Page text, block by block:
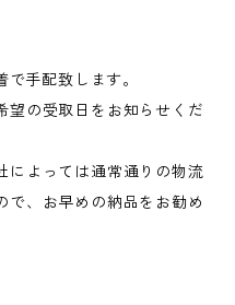
手配致します。
望の受取日をお知らせくだ
によっては通常通りの物流
で、お早めの納品をお勧め